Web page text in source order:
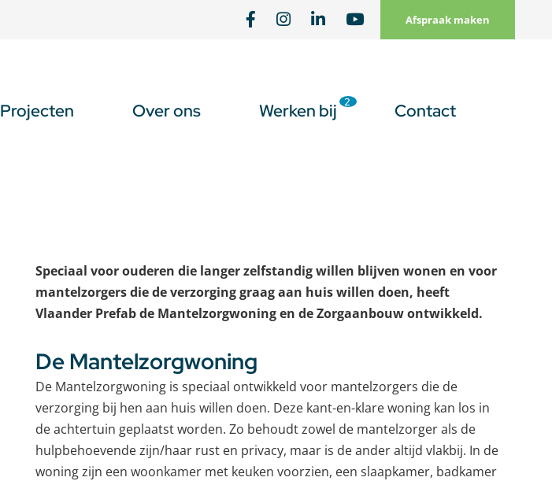
Afspraak maken
Projecten Over ons Werken bij 2 Contact
Speciaal voor ouderen die langer zelfstandig willen blijven wonen en voor
mantelzorgers die de verzorging graag aan huis willen doen, heeft
Vlaander Prefab de Mantelzorgwoning en de Zorgaanbouw ontwikkeld.
De Mantelzorgwoning
De Mantelzorgwoning is speciaal ontwikkeld voor mantelzorgers die de
verzorging bij hen aan huis willen doen. Deze kant-en-klare woning kan los in
de achtertuin geplaatst worden. Zo behoudt zowel de mantelzorger als de
hulpbehoevende zijn/haar rust en privacy, maar is de ander altijd vlakbij. In de
woning zijn een woonkamer met keuken voorzien, een slaapkamer, badkamer